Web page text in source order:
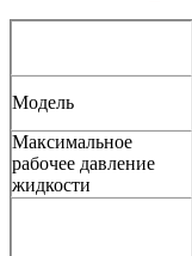
Модель
Максимальное
рабочее давление
жидкости